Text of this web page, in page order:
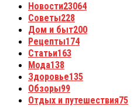
Новости23064
Советы228
Дом и быт200
Рецепты174
Статьи163
Мода138
Здоровье135
Обзоры99
Отдых и путешествия75